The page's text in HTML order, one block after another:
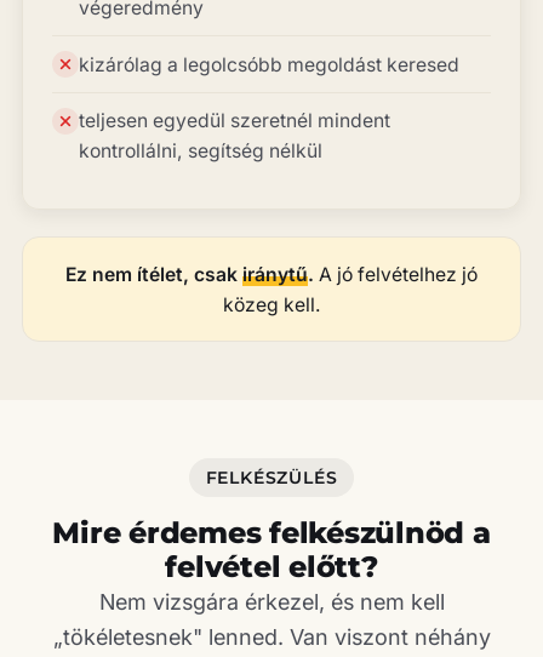
végeredmény
kizárólag a legolcsóbb megoldást keresed
teljesen egyedül szeretnél mindent
kontrollálni, segítség nélkül
Ez nem ítélet, csak iránytű. A jó felvételhez jó
közeg kell.
FELKÉSZÜLÉS
Mire érdemes felkészülnöd a
felvétel előtt?
Nem vizsgára érkezel, és nem kell
„tökéletesnek" lenned. Van viszont néhány